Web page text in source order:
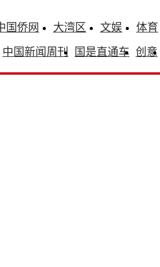
国侨网 大湾区 文娱 体育
中国新闻周刊 国是直通车 创意